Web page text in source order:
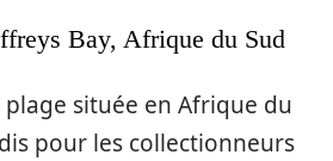
Bay, Afrique du Sud
plage située en Afrique du
pour les collectionneurs